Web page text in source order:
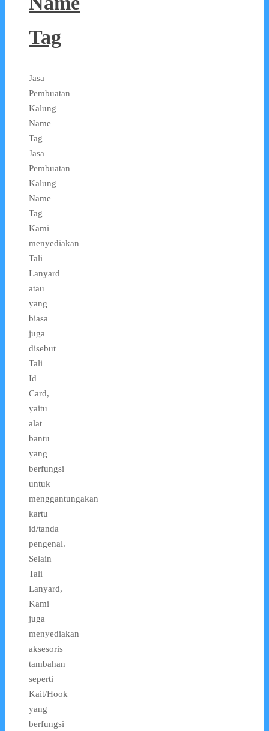
Tag
Jasa
Pembuatan
Kalung
Name
Tag
Jasa
Pembuatan
Kalung
Name
Tag
Kami
menyediakan
Tali
Lanyard
atau
yang
biasa
juga
disebut
Tali
Id
Card,
yaitu
alat
bantu
yang
berfungsi
untuk
menggantungakan
kartu
id/tanda
pengenal.
Selain
Tali
Lanyard,
Kami
juga
menyediakan
aksesoris
tambahan
seperti
Kait/Hook
yang
berfungsi